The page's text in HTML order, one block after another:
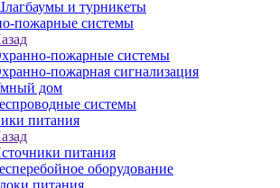
и турникеты
пожарные системы
пожарные системы
пожарная сигнализация
дом
системы
питания
питания
оборудование
питания